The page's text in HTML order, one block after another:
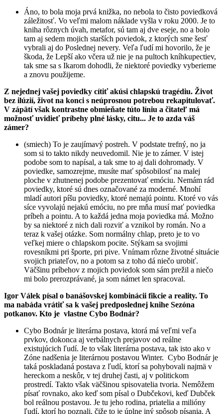
Áno, to bola moja prvá knižka, no nebola to čisto poviedková
záležitosť. Vo veľmi malom náklade vyšla v roku 2000. Je to
kniha rôznych úvah, metafor, sú tam aj dve eseje, no a bolo
tam aj sedem mojich starších poviedok, z ktorých sme šesť
vybrali aj do Poslednej nevery. Veľa ľudí mi hovorilo, že je
škoda, že Lepší ako včera už nie je na pultoch kníhkupectiev,
tak sme sa s Ikarom dohodli, že niektoré poviedky vyberieme
a znovu použijeme.
Z nejednej vašej poviedky cítiť akúsi chlapskú tragédiu. Život
bez ilúzií, život na konci s neúprosnou potrebou rekapitulovať.
V zápätí však kontrastne obmieňate túto líniu a čitateľ má
možnosť uvidieť príbehy plné lásky, citu... Je to azda váš
zámer?
(smiech) To je zaujímavý postreh. V podstate trefný, no ja
som si to takto nikdy neuvedomil. Nie je to zámer. V istej
podobe som to napísal, a tak sme to aj dali dohromady. V
poviedke, samozrejme, musíte mať spôsobilosť na malej
ploche v zhutnenej podobe prezentovať emóciu. Nemám rád
poviedky, ktoré sú dnes označované za moderné. Mnohí
mladí autori píšu poviedky, ktoré nemajú pointu. Ktoré vo vás
síce vyvolajú nejakú emóciu, no pre mňa musí mať poviedka
príbeh a pointu. A to každá jedna moja poviedka má. Možno
by sa niektoré z nich dali rozviť a vznikol by román. No a
teraz k vašej otázke. Som normálny chlap, preto je to vo
veľkej miere o chlapskom pocite. Stýkam sa svojimi
rovesníkmi pri športe, pri pive. Vnímam rôzne životné situácie
svojich priateľov, no a potom sa z toho dá niečo urobiť.
Väčšinu príbehov z mojich poviedok som sám prežil a niečo
mi bolo prerozprávané, ja som námet len spracoval.
Igor Válek písal o banášovskej kombinácii fikcie a reality. To
ma nabáda vrátiť sa k vašej predposlednej knihe Sezóna
potkanov. Kto je vlastne Cybo Bodnár?
Cybo Bodnár je literárna postava, ktorá má veľmi veľa
prvkov, dokonca aj verbálnych prejavov od reálne
existujúcich ľudí. Je to však literárna postava, tak isto ako v
Zóne nadšenia je literárnou postavou Winter. Cybo Bodnár je
taká poskladaná postava z ľudí, ktorí sa pohybovali najmä v
hereckom a neskôr, v tej druhej časti, aj v politickom
prostredí. Takto však väčšinou spisovatelia tvoria. Nemôžem
písať rovnako, ako keď som písal o Dubčekovi, keď Dubček
bol reálnou postavou. Je tu jeho rodina, priatelia a milióny
ľudí, ktorí ho poznali, čiže to je úplne iný spôsob písania. A